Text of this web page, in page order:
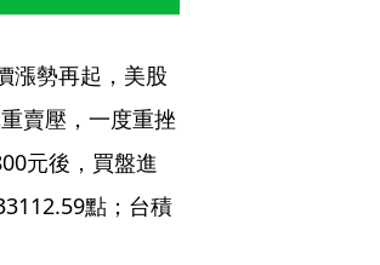
漲勢再起，美股
賣壓，一度重挫
元後，買盤進
點；台積